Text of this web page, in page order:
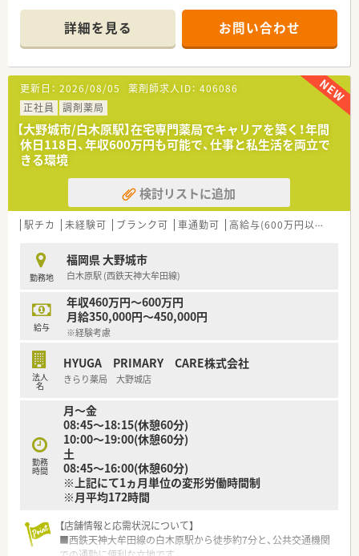
■子供図書館も併設している店舗もあり、学校帰りに子供の遊び
場になっています。
■併設のカフェがある店舗では管理栄養士が常駐し、献立を地域
の方に教えるなどの活動をされています。
■健康食品や自然志向商品なども豊富で、利用される方も多いで
す。
■平均年齢34歳の明るく活気のある職場です。
■休憩時間などにスタッフもカフェを利用できるので、休憩時間
も充実した時間が過ごせます。
■店舗展開に伴い、社員教育の実施(専門的及び社会人としての
研修)や地域貢献への取り組みも更に注力します。
■定年は65歳と、継続雇用に対する意識も高い企業です。65歳
を超えても相談しながら無理なく就業しやすいです。
■女性も安心して在宅業務に取り組めるように、患者様もしっか
りと選ばれて社員の安全を担保されています。
ます。
詳細を見る お問い合わせ
更新日： 2026/08/05 薬剤師求人ID： 406086
正社員
調剤薬局
【大野城市/白木原駅】在宅専門薬局でキャリアを築く！年間
休日118日、年収600万円も可能で、仕事と私生活を両立で
きる環境
検討リストに追加
駅チカ 未経験可 ブランク可 車通勤可 高給与(600万円以上)
勤務地
福岡県 大野城市
白木原駅 (西鉄天神大牟田線)
給与
年収460万円～600万円
月給350,000円～450,000円
※経験考慮
法人
名
HYUGA PRIMARY CARE株式会社
きらり薬局 大野城店
勤務
時間
月～金
08:45～18:15(休憩60分)
10:00～19:00(休憩60分)
土
08:45～16:00(休憩60分)
※上記にて1ヵ月単位の変形労働時間制
※月平均172時間
【店舗情報と応需状況について】
■西鉄天神大牟田線の白木原駅から徒歩約7分と、公共交通機関